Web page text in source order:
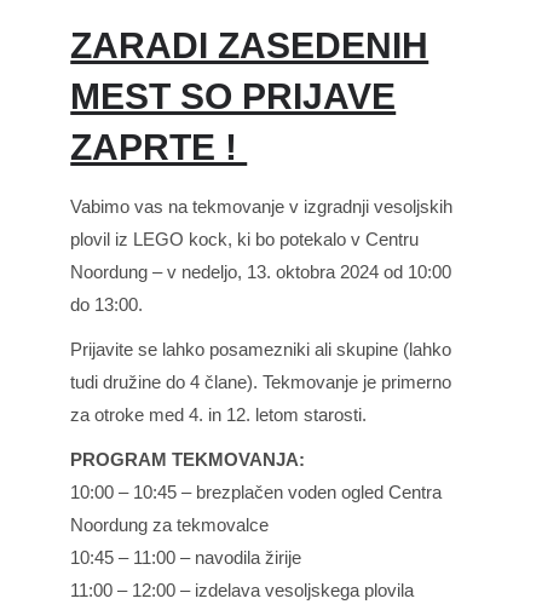
ZARADI ZASEDENIH
MEST SO PRIJAVE
ZAPRTE !
Vabimo vas na tekmovanje v izgradnji vesoljskih
plovil iz LEGO kock, ki bo potekalo v Centru
Noordung – v nedeljo, 13. oktobra 2024 od 10:00
do 13:00.
Prijavite se lahko posamezniki ali skupine (lahko
tudi družine do 4 člane). Tekmovanje je primerno
za otroke med 4. in 12. letom starosti.
PROGRAM TEKMOVANJA:
10:00 – 10:45 – brezplačen voden ogled Centra
Noordung za tekmovalce
10:45 – 11:00 – navodila žirije
11:00 – 12:00 – izdelava vesoljskega plovila